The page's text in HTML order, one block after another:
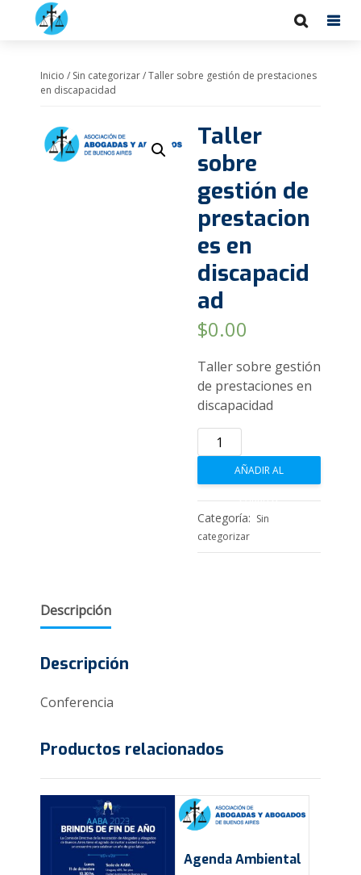
Inicio / Sin categorizar/ Taller sobre gestión de prestaciones
en discapacidad
Taller
sobre
gestión de
prestacion
es en
discapacid
ad
$0.00
Taller sobre gestión
de prestaciones en
discapacidad
Taller
sobre
gestión
prestaciones
en
discapacidad
AÑADIR AL
CARRITO
Categoría: Sin
categorizar
Descripción
Descripción
Conferencia
Productos relacionados
Agenda Ambiental